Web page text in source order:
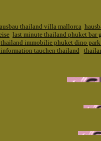
thailand villa mallorca
last minute thailand phuket bar
thailand immobilie phuket dino
tauchen thailand